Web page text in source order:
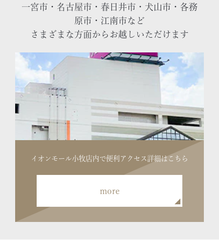
一宮市・名古屋市・春日井市・犬山市・各務
原市・江南市など
さまざまな方面からお越しいただけます
イオンモール小牧店内で便利 アクセス詳細はこちら
more